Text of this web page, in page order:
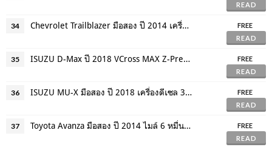
READ
34 Chevrolet Trailblazer มือสอง ปี 2014 เครื่อง 2.8 ดีเซล ราคาถูก จัดไฟแนนซ์ได้
FREE
READ
35 ISUZU D-Max ปี 2018 VCross MAX Z-Prestige 4WD 4 ประตู ฟรีดาวน์
FREE
READ
36 ISUZU MU-X มือสอง ปี 2018 เครื่องดีเซล 3000 ขับเคลื่อน 2 ล้อ ฟรีดาวน์
FREE
READ
37 Toyota Avanza มือสอง ปี 2014 ไมล์ 6 หมื่นโล เบาะ 3 แถว นั่งได้ทั้่งครอบครัว
FREE
READ